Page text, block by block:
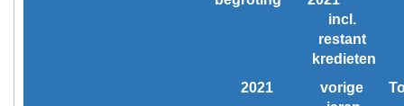
incl.
restant
kredieten
2021
vorige